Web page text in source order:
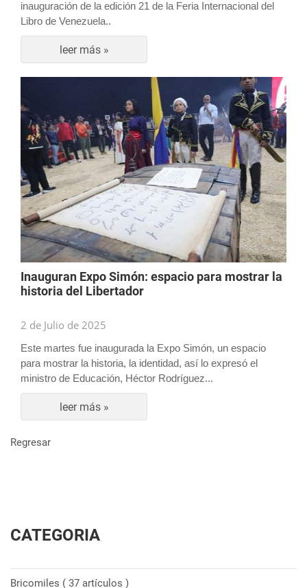
inauguración de la edición 21 de la Feria Internacional del
Libro de Venezuela..
leer más »
Inauguran Expo Simón: espacio para mostrar la
historia del Libertador
2 de Julio de 2025
Este martes fue inaugurada la Expo Simón, un espacio
para mostrar la historia, la identidad, así lo expresó el
ministro de Educación, Héctor Rodríguez...
leer más »
Regresar
CATEGORIA
Bricomiles ( 37 artículos )